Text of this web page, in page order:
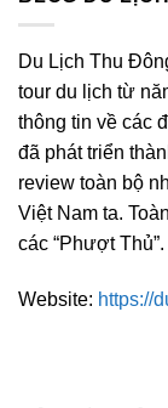
Du Lịch Thu
tour du lịch từ
thông tin về các
đã phát triển
review toàn bộ
Việt Nam ta.
các “Phượt Thủ”.
Website: https://